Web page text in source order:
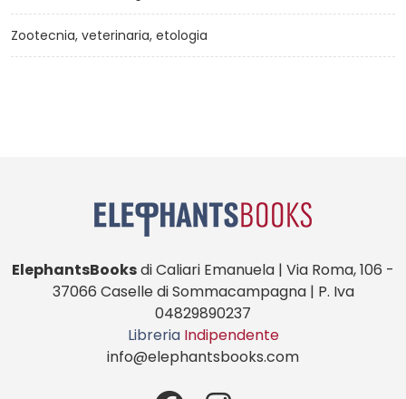
Zootecnia, veterinaria, etologia
ElephantsBooksdi Caliari Emanuela | Via Roma, 106 -
37066 Caselle di Sommacampagna | P. Iva
04829890237
Libreria Indipendente
info@elephantsbooks.com